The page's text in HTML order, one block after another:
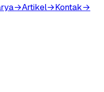
→Artikel→Kontak→